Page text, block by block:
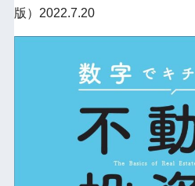
版）2022.7.20